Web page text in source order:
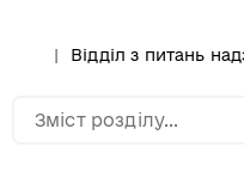
Відділ з питань
Зміст розділу...